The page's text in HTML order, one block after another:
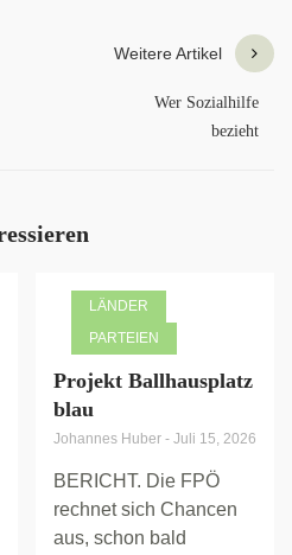
Weitere Artikel
Wer Sozialhilfe
bezieht
LÄNDER
PARTEIEN
Projekt Ballhausplatz
blau
Johannes Huber - Juli 15, 2026
BERICHT. Die FPÖ
rechnet sich Chancen
aus, schon bald